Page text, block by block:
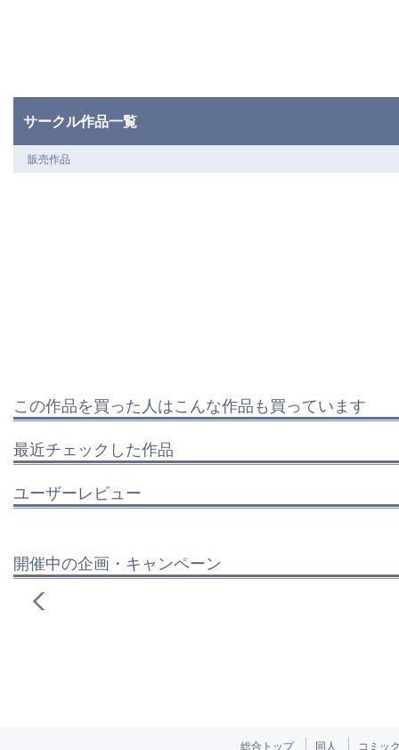
サークル作品一覧
販売作品
この作品を買った人はこんな作品も買っています
最近チェックした作品
ユーザーレビュー
開催中の企画・キャンペーン
総合トップ 同人 コミッ